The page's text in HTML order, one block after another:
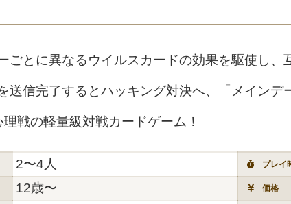
ごとに異なるウイルスカードの効果を駆使し、
送信完了するとハッキング対決へ、「メインデ
戦の軽量級対戦カードゲーム！
2〜4人 プレイ
12歳〜 価格